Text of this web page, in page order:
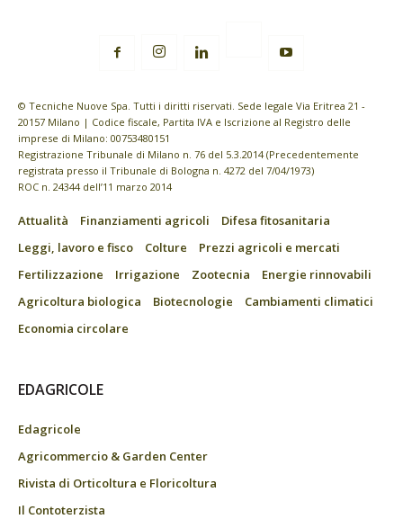
© Tecniche Nuove Spa. Tutti i diritti riservati. Sede legale Via Eritrea 21 -
20157 Milano | Codice fiscale, Partita IVA e Iscrizione al Registro delle
imprese di Milano: 00753480151
Registrazione Tribunale di Milano n. 76 del 5.3.2014 (Precedentemente
registrata presso il Tribunale di Bologna n. 4272 del 7/04/1973)
ROC n. 24344 dell’11 marzo 2014
Attualità Finanziamenti agricoli
Difesa fitosanitaria
Leggi, lavoro e fisco
Colture
Prezzi agricoli e mercati
Fertilizzazione
Irrigazione Zootecnia
Energie rinnovabili
Agricoltura biologica
Biotecnologie
Cambiamenti climatici
Economia circolare
EDAGRICOLE
Edagricole
Agricommercio & Garden Center
Rivista di Orticoltura e Floricoltura
Il Contoterzista